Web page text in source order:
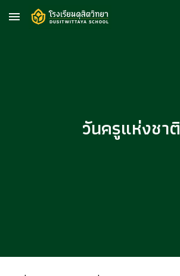
Skip to main content
วันครูแห่งชาติ